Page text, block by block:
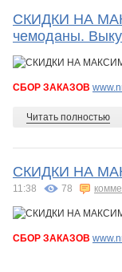
СКИДКИ НА
чемоданы.
СБОР ЗАКАЗОВ
Читать полностью
СКИДКИ НА
11:38 78
СБОР ЗАКАЗОВ